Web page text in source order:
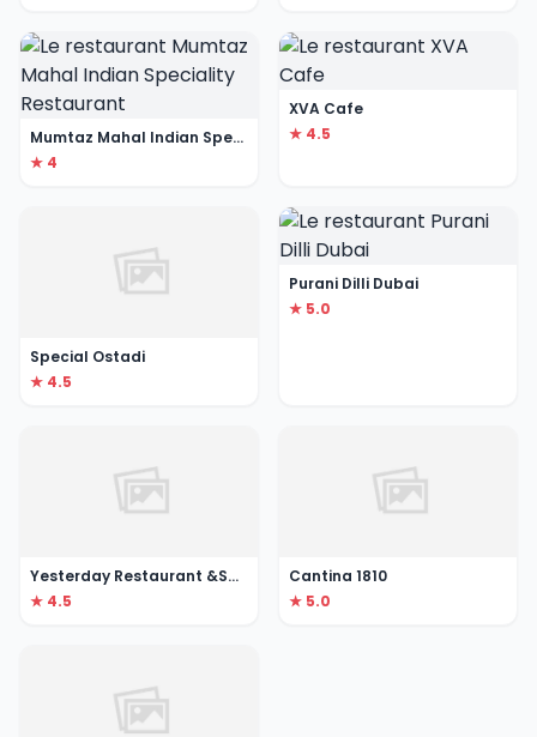
Mumtaz Mahal Indian Speciality Restaurant
★ 4
XVA Cafe
★ 4.5
Special Ostadi
★ 4.5
Purani Dilli Dubai
★ 5.0
Yesterday Restaurant &Sport Lounge
★ 4.5
Cantina 1810
★ 5.0